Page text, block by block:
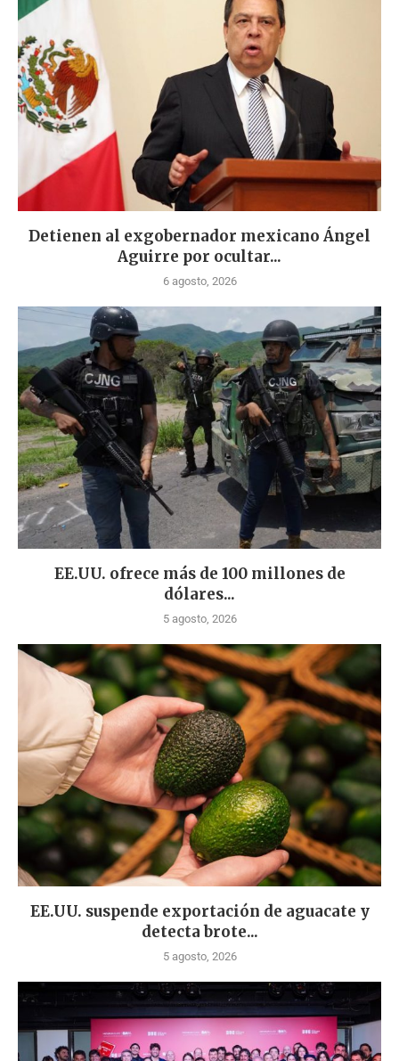
Detienen al exgobernador mexicano Ángel
Aguirre por ocultar...
6 agosto, 2026
EE.UU. ofrece más de 100 millones de
dólares...
5 agosto, 2026
EE.UU. suspende exportación de aguacate y
detecta brote...
5 agosto, 2026